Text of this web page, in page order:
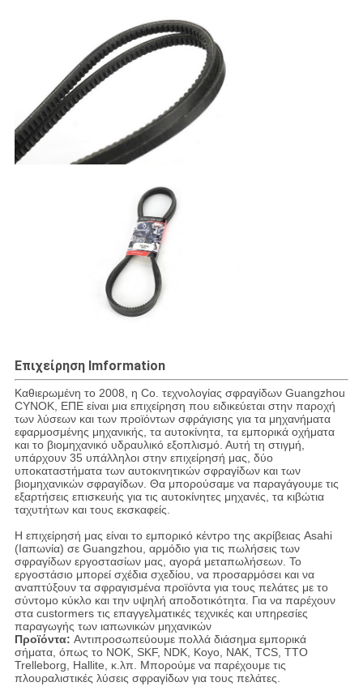
Επιχείρηση Imformation
Καθιερωμένη το 2008, η Co. τεχνολογίας σφραγίδων Guangzhou
CYNOK, ΕΠΕ είναι μια επιχείρηση που ειδικεύεται στην παροχή
των λύσεων και των προϊόντων σφράγισης για τα μηχανήματα
εφαρμοσμένης μηχανικής, τα αυτοκίνητα, τα εμπορικά οχήματα
και το βιομηχανικό υδραυλικό εξοπλισμό. Αυτή τη στιγμή,
υπάρχουν 35 υπάλληλοι στην επιχείρησή μας, δύο
υποκαταστήματα των αυτοκινητικών σφραγίδων και των
βιομηχανικών σφραγίδων. Θα μπορούσαμε να παραγάγουμε τις
εξαρτήσεις επισκευής για τις αυτοκίνητες μηχανές, τα κιβώτια
ταχυτήτων και τους εκσκαφείς.
Η επιχείρησή μας είναι το εμπορικό κέντρο της ακρίβειας Asahi
(Ιαπωνία) σε Guangzhou, αρμόδιο για τις πωλήσεις των
σφραγίδων εργοστασίων μας, αγορά μεταπωλήσεων. Το
εργοστάσιο μπορεί σχέδια σχεδίου, να προσαρμόσει και να
αναπτύξουν τα σφραγισμένα προϊόντα για τους πελάτες με το
σύντομο κύκλο και την υψηλή αποδοτικότητα. Για να παρέχουν
στα custormers τις επαγγελματικές τεχνικές και υπηρεσίες
παραγωγής των ιαπωνικών μηχανικών
Προϊόντα: Αντιπροσωπεύουμε πολλά διάσημα εμπορικά
σήματα, όπως το NOK, SKF, NDK, Koyo, NAK, TCS, TTO
Trelleborg, Hallite, κ.λπ. Μπορούμε να παρέχουμε τις
πλουραλιστικές λύσεις σφραγίδων για τους πελάτες.